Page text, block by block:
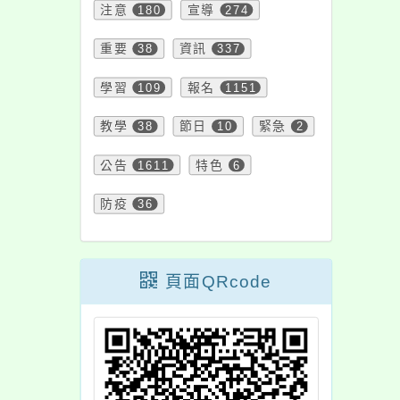
注意 180 宣導 274
重要 38 資訊 337
學習 109 報名 1151
教學 38 節日 10 緊急 2
公告 1611 特色 6
防疫 36
頁面QRcode